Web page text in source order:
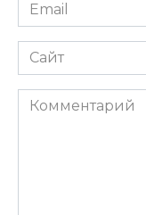
*
Сайт
Комментарий